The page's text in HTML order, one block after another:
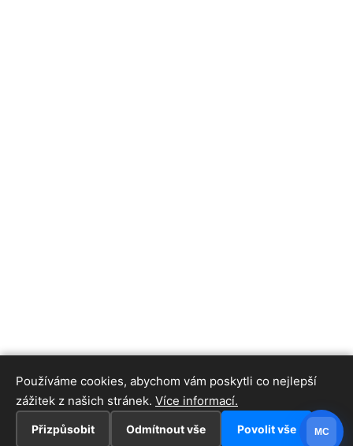
Používáme cookies, abychom vám poskytli co nejlepší
zážitek z našich stránek. Více informací.
Přizpůsobit Odmítnout vše Povolit vše MC